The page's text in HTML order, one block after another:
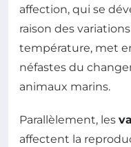
affection, qui se
raison des
température, met
néfastes du
animaux marins.
Parallèlement, les
affectent la